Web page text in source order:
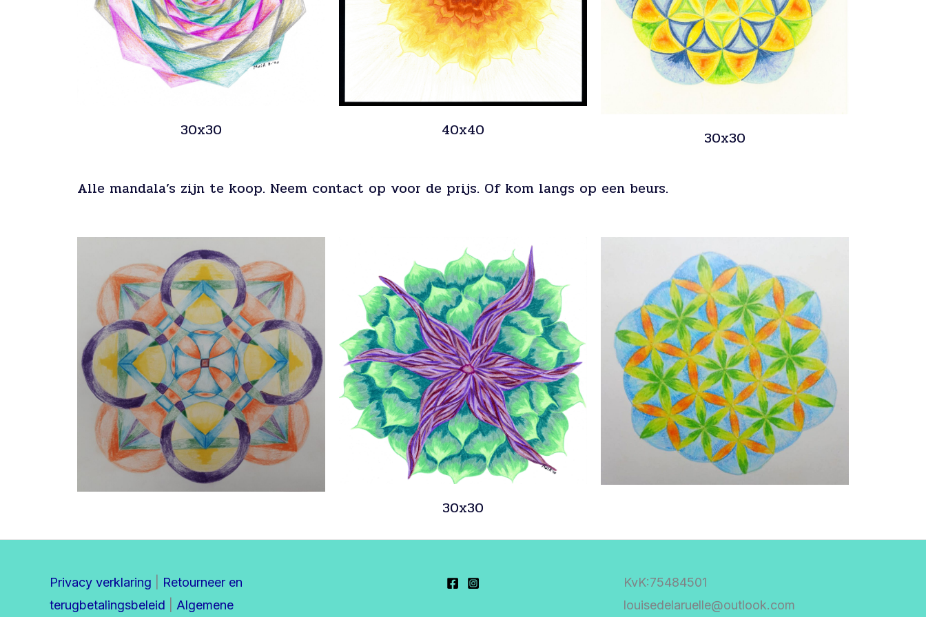
30x30 40x40 30x30
Alle mandala’s zijn te koop. Neem contact op voor de prijs. Of kom langs op een beurs.
30x30
Privacy verklaring
Retourneer en
terugbetalingsbeleid
Algemene
KvK:75484501
louisedelaruelle@outlook.com